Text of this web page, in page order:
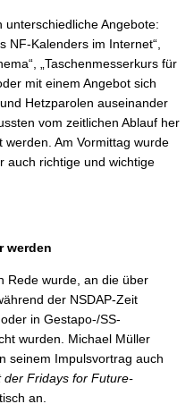
Angebote:
NF-Kalenders im Internet“,
„Taschenmesserkurs für
mit einem Angebot sich
Hetzparolen auseinander
vom zeitlichen Ablauf her
Am Vormittag wurde
auch richtige und wichtige
werden
Rede wurde, an die über
der NSDAP-Zeit
in Gestapo-/SS-
wurden. Michael Müller
seinem Impulsvortrag auch
der Fridays for Future-
an.